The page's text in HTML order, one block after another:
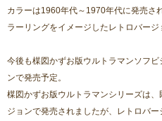
カラーは1960年代～1970年代に発売さ
ラーリングをイメージしたレトロバージ
今後も楳図かずお版ウルトラマンソフ
ンで発売予定。
楳図かずお版ウルトラマンシリーズは
ジョンで発売されましたが、レトロバー